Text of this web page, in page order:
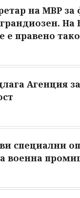
на МВР за
На
е правено
Агенция за
специални
военна